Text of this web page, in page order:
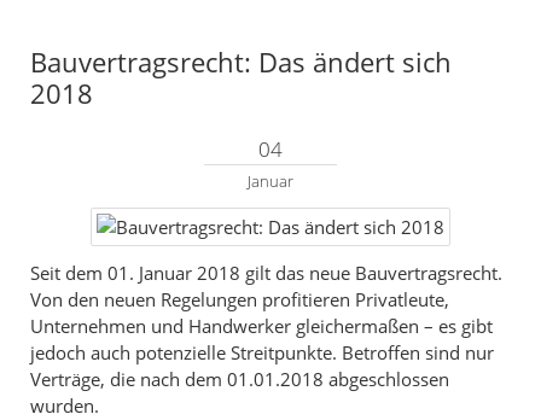
Bauvertragsrecht: Das ändert sich
2018
04
Januar
Seit dem 01. Januar 2018 gilt das neue Bauvertragsrecht.
Von den neuen Regelungen profitieren Privatleute,
Unternehmen und Handwerker gleichermaßen – es gibt
jedoch auch potenzielle Streitpunkte. Betroffen sind nur
Verträge, die nach dem 01.01.2018 abgeschlossen
wurden.